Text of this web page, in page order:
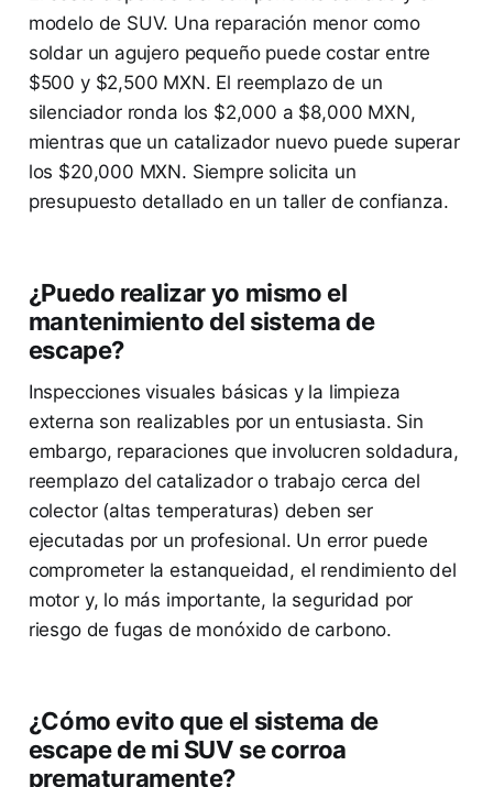
modelo de SUV. Una reparación menor como
soldar un agujero pequeño puede costar entre
$500 y $2,500 MXN. El reemplazo de un
silenciador ronda los $2,000 a $8,000 MXN,
mientras que un catalizador nuevo puede superar
los $20,000 MXN. Siempre solicita un
presupuesto detallado en un taller de confianza.
¿Puedo realizar yo mismo el
mantenimiento del sistema de
escape?
Inspecciones visuales básicas y la limpieza
externa son realizables por un entusiasta. Sin
embargo, reparaciones que involucren soldadura,
reemplazo del catalizador o trabajo cerca del
colector (altas temperaturas) deben ser
ejecutadas por un profesional. Un error puede
comprometer la estanqueidad, el rendimiento del
motor y, lo más importante, la seguridad por
riesgo de fugas de monóxido de carbono.
¿Cómo evito que el sistema de
escape de mi SUV se corroa
prematuramente?